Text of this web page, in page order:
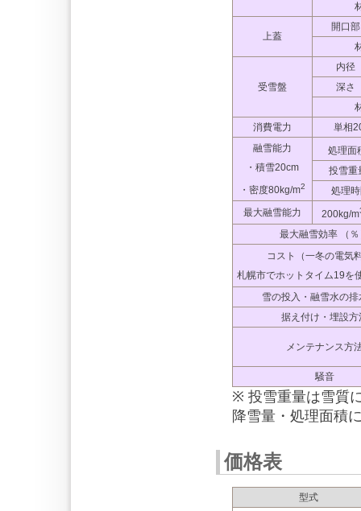
上蓋
開口
受雪盤
内径
深さ
消費電力
単相
融雪能力
・積雪20cm
・密度80kg/m2
処理面
投雪重
処理
最大融雪能力
200kg/m
最大融雪効率 （
コスト（一冬の電気
札幌市でホットタイム19を
雪の投入・融雪水の排
据え付け・埋設方
メンテナンス方
騒音
※ 投雪重量は雪質
降雪量・処理面積
価格表
型式